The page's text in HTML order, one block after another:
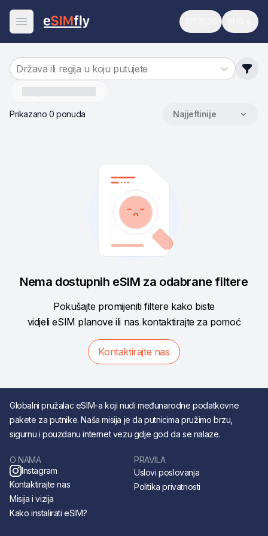
Otvori meni Svjetsko
Država ili regija u koju putujete
Prikazano 0 ponuda Sortiraj po
Najjeftinije
Nema dostupnih eSIM za odabrane filtere
Pokušajte promijeniti filtere kako biste
vidjeli eSIM planove ili nas kontaktirajte za pomoć
Kontaktirajte nas
Globalni pružalac eSIM-a koji nudi međunarodne podatkovne
pakete za putnike. Naša misija je da putnicima pružimo brzu,
sigurnu i pouzdanu internet vezu gdje god da se nalaze.
O NAMA
Instagram
Kontaktirajte nas
Misija i vizija
Kako instalirati eSIM?
PRAVILA
Uslovi poslovanja
Politika privatnosti